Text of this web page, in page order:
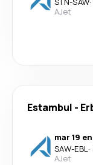
AJet
Estambul -
mar 19
SAW-EBL·
AJet